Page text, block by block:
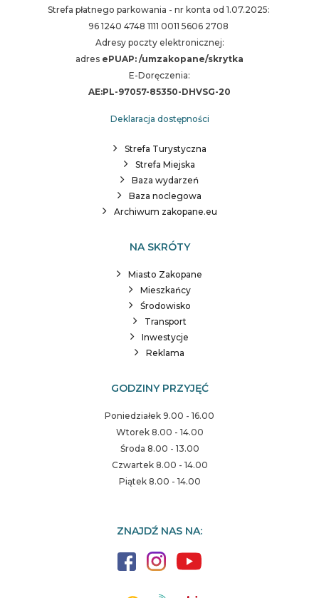
Strefa płatnego parkowania - nr konta od 1.07.2025:
96 1240 4748 1111 0011 5606 2708
Adresy poczty elektronicznej:
adres ePUAP: /umzakopane/skrytka
E-Doręczenia:
AE:PL-97057-85350-DHVSG-20
Deklaracja dostępności
Strefa Turystyczna
Strefa Miejska
Baza wydarzeń
Baza noclegowa
Archiwum zakopane.eu
NA SKRÓTY
Miasto Zakopane
Mieszkańcy
Środowisko
Transport
Inwestycje
Reklama
GODZINY PRZYJĘĆ
Poniedziałek 9.00 - 16.00
Wtorek 8.00 - 14.00
Środa 8.00 - 13.00
Czwartek 8.00 - 14.00
Piątek 8.00 - 14.00
ZNAJDŹ NAS NA: